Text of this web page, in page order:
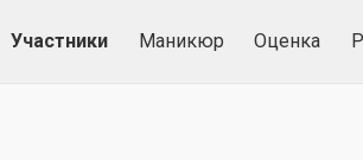
Участники Маникюр Оценка